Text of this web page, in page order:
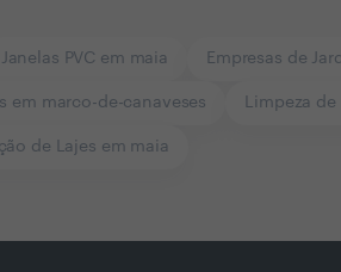
Janelas PVC em maia Empresas de
em marco-de-canaveses Limpeza
de Lajes em maia